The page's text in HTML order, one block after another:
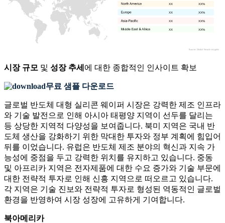
XX%
XX
XX%
XX
XX%
XX
XX%
XX
시장 규모 및 성장 추세 에 대한 종합적인 인사이트 확보
무료 샘플 다운로드
글로벌 반도체 대형 실리콘 웨이퍼 시장은 강력한 제조 인프라
와 기술 발전으로 인해 아시아 태평양 지역이 선두를 달리는
등 상당한 지역적 다양성을 보여줍니다. 북미 지역은 국내 반
도체 생산을 강화하기 위한 막대한 투자와 정부 계획에 힘입어
뒤를 이었습니다. 유럽은 반도체 제조 분야의 혁신과 지속 가
능성에 중점을 두고 강력한 위치를 유지하고 있습니다. 중동
및 아프리카 지역은 전자제품에 대한 수요 증가와 기술 부문에
대한 전략적 투자로 인해 신흥 지역으로 떠오르고 있습니다.
각 지역은 기술 진보와 전략적 투자로 형성된 역동적인 글로벌
환경을 반영하여 시장 성장에 고유하게 기여합니다.
북아메리카